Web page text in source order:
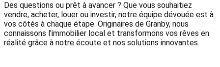
Des questions ou prêt à avancer ? Que vous souhaitiez
vendre, acheter, louer ou investir, notre équipe dévouée est à
vos côtés à chaque étape. Originaires de Granby, nous
connaissons l'immobilier local et transformons vos rêves en
réalité grâce à notre écoute et nos solutions innovantes.